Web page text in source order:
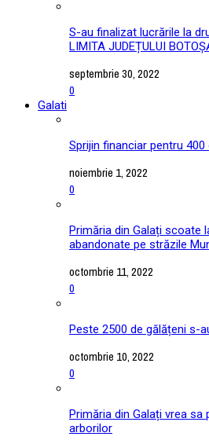
S-au finalizat lucrările la
LIMITA JUDEȚULUI
septembrie 30, 2022
0
Galati
Sprijin financiar pentru 400
noiembrie 1, 2022
0
Primăria din Galați scoate
abandonate pe străzile
octombrie 11, 2022
0
Peste 2500 de gălățeni s-
octombrie 10, 2022
0
Primăria din Galați vrea sa
arborilor